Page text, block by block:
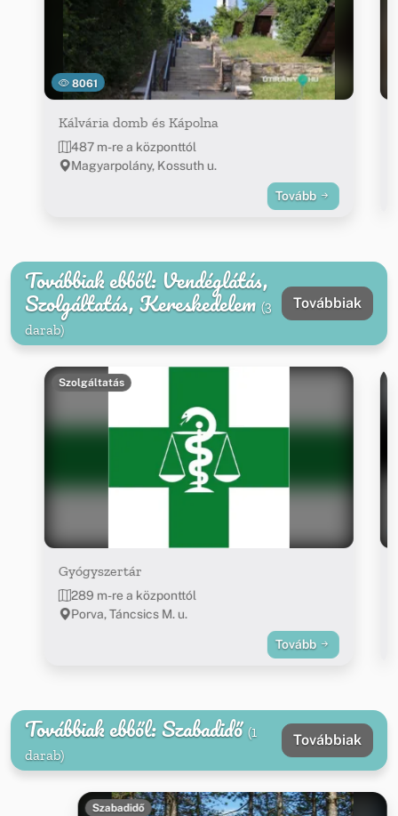
8061
Kálvária domb és Kápolna
487 m-re a központtól
Magyarpolány, Kossuth u.
Tovább
Továbbiak ebből: Vendéglátás,
Szolgáltatás, Kereskedelem (3
darab)
Továbbiak
Szolgáltatás
Gyógyszertár
289 m-re a központtól
Porva, Táncsics M. u.
Tovább
Továbbiak ebből: Szabadidő (1
darab)
Továbbiak
Szabadidő